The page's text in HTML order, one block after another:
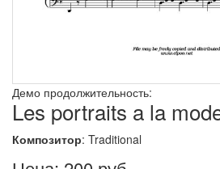
Демо продолжительность:
Les portraits a la
Композитор: Traditional